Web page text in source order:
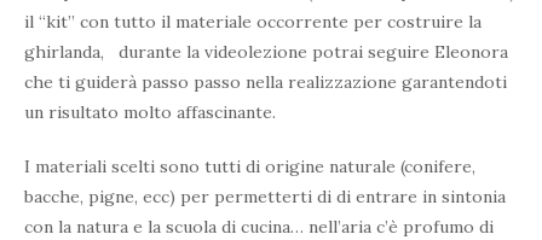
il “kit” con tutto il materiale occorrente per costruire la
ghirlanda, durante la videolezione potrai seguire Eleonora
che ti guiderà passo passo nella realizzazione garantendoti
un risultato molto affascinante.
I materiali scelti sono tutti di origine naturale (conifere,
bacche, pigne, ecc) per permetterti di di entrare in sintonia
con la natura e la scuola di cucina… nell’aria c’è profumo di